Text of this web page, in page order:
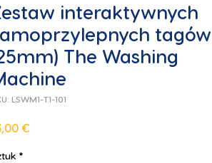
interaktywnych
tagów
The Washing
LSWM1-T1-101
€Cena
*